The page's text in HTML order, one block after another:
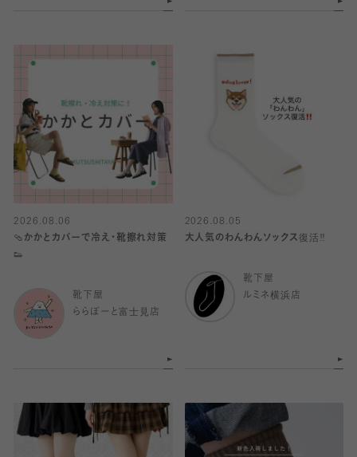
2026.08.06
🩴かかとカバーで冷え・靴擦れ対策
👟
靴下屋
ららぽーと富士見店
2026.08.05
大人気のわんわんソックス復活‼️
靴下屋
ルミネ横浜店